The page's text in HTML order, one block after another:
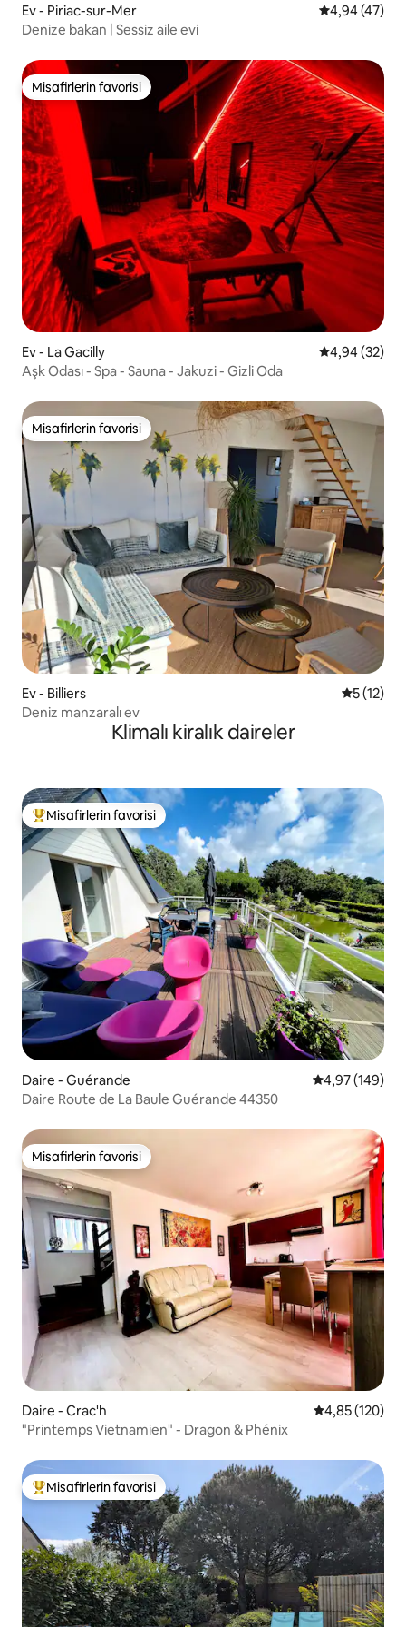
Ev - Piriac-sur-Mer 5 üzerinden
4,94 (47)
Denize bakan | Sessiz aile evi
Misafirlerin favorisi
Misafirlerin favorisi
Ev - La Gacilly 5 üzerinden
4,94 (32)
Aşk Odası - Spa - Sauna - Jakuzi - Gizli Oda
Misafirlerin favorisi
Misafirlerin favorisi
Ev - Billiers 55 (12)
Deniz manzaralı ev
Klimalı kiralık daireler
Misafirlerin favorilerinden en beğenilenler arasında
Misafirlerin favorisi
Daire - Guérande 5 üzerinden
4,97 (149)
Daire Route de La Baule Guérande 44350
Misafirlerin favorisi
Misafirlerin favorisi
Daire - Crac'h 5 üzerinden
4,85 (120)
"Printemps Vietnamien" - Dragon & Phénix
Misafirlerin favorilerinden en beğenilenler arasında
Misafirlerin favorisi